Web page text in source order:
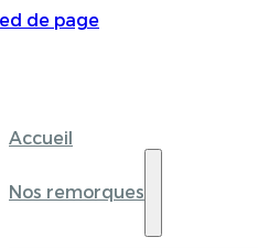
de page
Accueil
Nos remorques